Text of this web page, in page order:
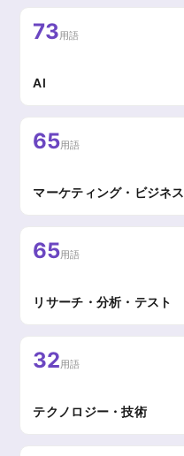
73用語
AI
65用語
マーケティング・ビジネス
65用語
リサーチ・分析・テスト
32用語
テクノロジー・技術